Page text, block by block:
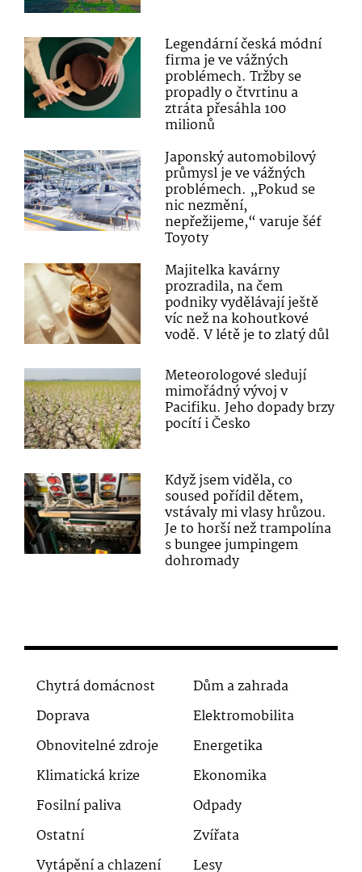
Legendární česká módní
firma je ve vážných
problémech. Tržby se
propadly o čtvrtinu a
ztráta přesáhla 100
milionů
Japonský automobilový
průmysl je ve vážných
problémech. „Pokud se
nic nezmění,
nepřežijeme,“ varuje šéf
Toyoty
Majitelka kavárny
prozradila, na čem
podniky vydělávají ještě
víc než na kohoutkové
vodě. V létě je to zlatý důl
Meteorologové sledují
mimořádný vývoj v
Pacifiku. Jeho dopady brzy
pocítí i Česko
Když jsem viděla, co
soused pořídil dětem,
vstávaly mi vlasy hrůzou.
Je to horší než trampolína
s bungee jumpingem
dohromady
Chytrá domácnost
Dům a zahrada
Doprava
Elektromobilita
Obnovitelné zdroje
Energetika
Klimatická krize
Ekonomika
Fosilní paliva
Odpady
Ostatní
Zvířata
Vytápění a chlazení
Lesy